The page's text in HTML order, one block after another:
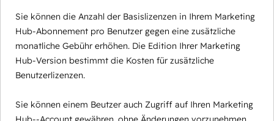
Sie können die Anzahl der Basislizenzen in Ihrem Marketing
Hub-Abonnement pro Benutzer gegen eine zusätzliche
monatliche Gebühr erhöhen. Die Edition Ihrer Marketing
Hub-Version bestimmt die Kosten für zusätzliche
Benutzerlizenzen.
Sie können einem Beutzer auch Zugriff auf Ihren Marketing